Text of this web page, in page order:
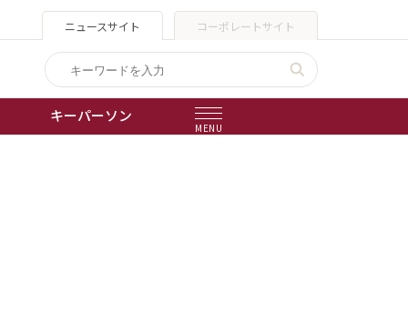
ニュースサイト コーポレートサイト
キーパーソン
MENU